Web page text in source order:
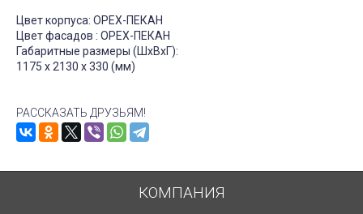
Цвет корпуса: ОРЕХ-ПЕКАН
Цвет фасадов : ОРЕХ-ПЕКАН
Габаритные размеры (ШхВхГ):
1175 x 2130 x 330 (мм)
РАССКАЗАТЬ ДРУЗЬЯМ!
КОМПАНИЯ